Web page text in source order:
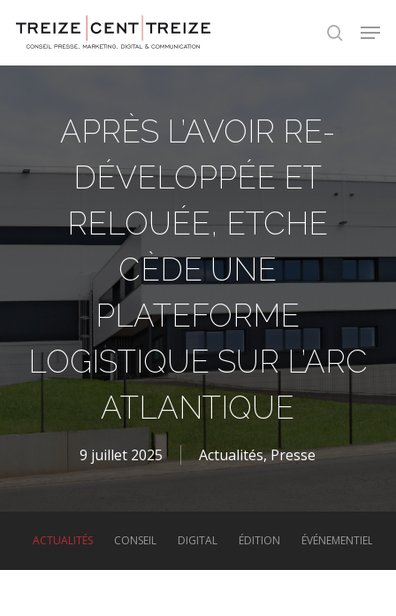
search
APRÈS L’AVOIR RE-
DÉVELOPPÉE ET
RELOUÉE, ETCHE
CÈDE UNE
PLATEFORME
LOGISTIQUE SUR L’ARC
ATLANTIQUE
9 juillet 2025 Actualités,Presse
ACTUALITÉS CONSEIL DIGITAL ÉDITION ÉVÉNEMENTIEL